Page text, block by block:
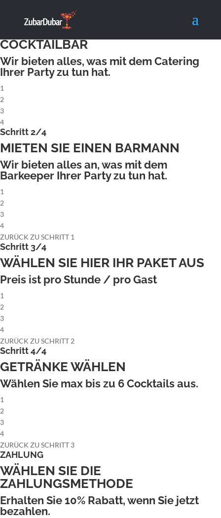
Schritt 1/4
MIETEN SIE EINE KOMPLETTE
COCKTAILBAR
Wir bieten alles, was mit dem Catering
Ihrer Party zu tun hat.
1
2
3
4
Schritt 2/4
MIETEN SIE EINEN BARMANN
Wir bieten alles an, was mit dem
Barkeeper Ihrer Party zu tun hat.
1
2
3
4
ZURÜCK ZU SCHRITT 1
Schritt 3/4
WÄHLEN SIE HIER IHR PAKET AUS
Preis ist pro Stunde / pro Gast
1
2
3
4
ZURÜCK ZU SCHRITT 2
Schritt 4/4
GETRÄNKE WÄHLEN
Wählen Sie max bis zu 6Cocktails aus.
1
2
3
4
ZURÜCK ZU SCHRITT 3
ZAHLUNG
WÄHLEN SIE DIE
ZAHLUNGSMETHODE
Erhalten Sie 10% Rabatt, wenn Sie jetzt
bezahlen.